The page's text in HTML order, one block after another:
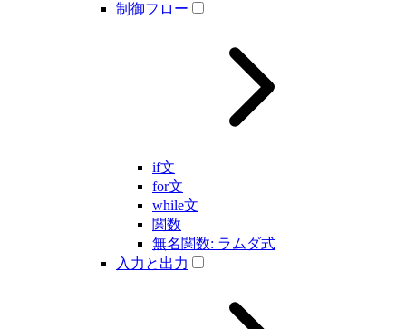
制御フロー
if文
for文
while文
関数
無名関数: ラムダ式
入力と出力